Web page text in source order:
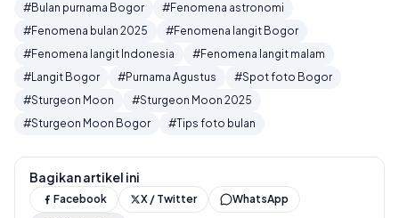
#Bulan purnama Bogor
#Fenomena astronomi
#Fenomena bulan 2025
#Fenomena langit Bogor
#Fenomena langit Indonesia
#Fenomena langit malam
#Langit Bogor
#Purnama Agustus
#Spot foto Bogor
#Sturgeon Moon
#Sturgeon Moon 2025
#Sturgeon Moon Bogor
#Tips foto bulan
Bagikan artikel ini
Facebook X / Twitter
WhatsApp